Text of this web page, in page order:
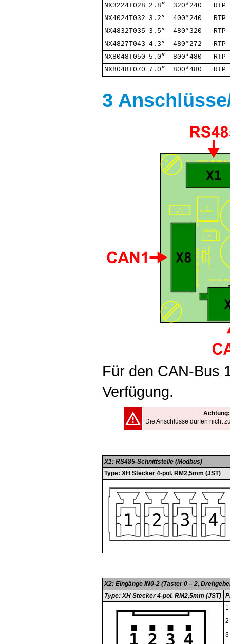
NX3224T028 2.8” 320*240
RTP
NX4024T032 3.2” 400*240
RTP
NX4832T035 3.5” 480*320
RTP
NX4827T043 4.3” 480*272
RTP
NX8048T050 5.0” 800*480
RTP
NX8048T070 7.0” 800*480 RTP
3
Für den CAN-Bus
Verfügung.
Achtung:
Die Anschlüsse dürfen nicht
X1: RS485-Schnittstelle (Modbus)
Type: XH Stecker 4-pol. RM2,5mm (JST)
X2: Eingänge IN0-2 (Taster 0 – 2,
Type: XH Stecker 4-pol. RM2,5mm (JST)
1
2
3